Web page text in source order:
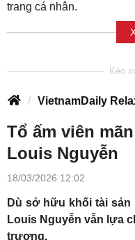
trang cá nhân.
VietnamDaily
Tổ ấm viên
Louis Nguyễn
18/03/2026 12:02
Dù sở hữu khối tài
Louis Nguyễn vẫn lựa
trương.